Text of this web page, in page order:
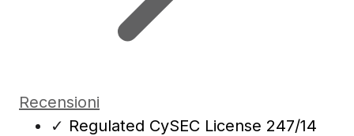
Recensioni
✓ Regulated CySEC License 247/14